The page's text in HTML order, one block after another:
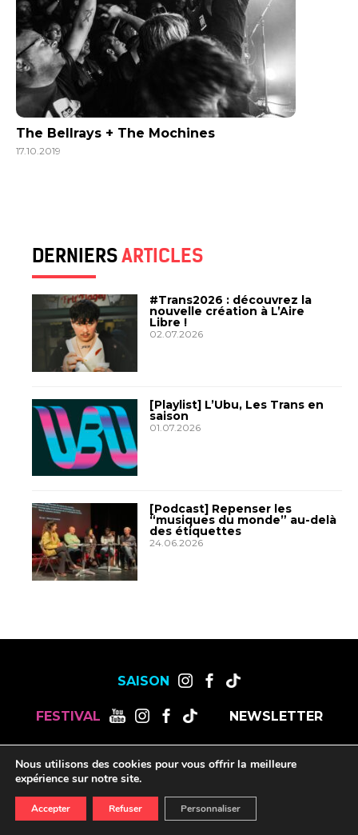
The Bellrays + The Mochines
17.10.2019
DERNIERSARTICLES
#Trans2026 : découvrez la
nouvelle création à L’Aire
Libre !
02.07.2026
[Playlist] L’Ubu, Les Trans en
saison
01.07.2026
[Podcast] Repenser les
“musiques du monde” au-delà
des étiquettes
24.06.2026
SAISON
FESTIVAL NEWSLETTER
MENTIONS LÉGALES
OFFRES DE STAGES, CDD ET CDI
Nous utilisons des cookies pour vous offrir la meilleure
expérience sur notre site.
Accepter Refuser Personnaliser